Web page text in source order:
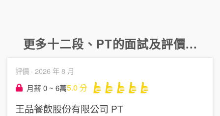
更多十二段 、 PT的面試及評價...
評價 · 2026 年 8 月
月薪 0 ~ 6萬5.0 分
王品餐飲股份有限公司 PT